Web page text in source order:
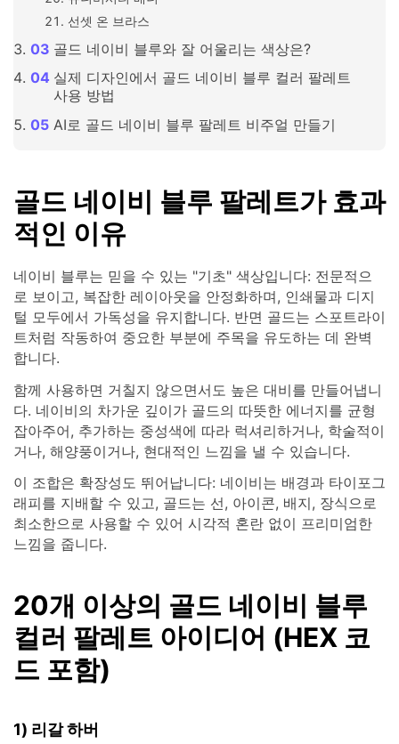
선셋 온 브라스
골드 네이비 블루와 잘 어울리는 색상은?
실제 디자인에서 골드 네이비 블루 컬러 팔레트
사용 방법
AI로 골드 네이비 블루 팔레트 비주얼 만들기
골드 네이비 블루 팔레트가 효과
적인 이유
네이비 블루는 믿을 수 있는 "기초" 색상입니다: 전문적으
로 보이고, 복잡한 레이아웃을 안정화하며, 인쇄물과 디지
털 모두에서 가독성을 유지합니다. 반면 골드는 스포트라이
트처럼 작동하여 중요한 부분에 주목을 유도하는 데 완벽
합니다.
함께 사용하면 거칠지 않으면서도 높은 대비를 만들어냅니
다. 네이비의 차가운 깊이가 골드의 따뜻한 에너지를 균형
잡아주어, 추가하는 중성색에 따라 럭셔리하거나, 학술적이
거나, 해양풍이거나, 현대적인 느낌을 낼 수 있습니다.
이 조합은 확장성도 뛰어납니다: 네이비는 배경과 타이포그
래피를 지배할 수 있고, 골드는 선, 아이콘, 배지, 장식으로
최소한으로 사용할 수 있어 시각적 혼란 없이 프리미엄한
느낌을 줍니다.
20개 이상의 골드 네이비 블루
컬러 팔레트 아이디어 (HEX 코
드 포함)
1) 리갈 하버